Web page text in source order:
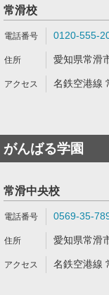
常滑校
0120-555-
愛知県常滑
名鉄空港線
がんばる学園
常滑中央校
0569-35-
愛知県常滑
名鉄空港線